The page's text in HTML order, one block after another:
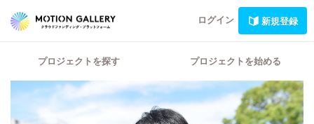
ログイン 新規登録
プロジェクトを探す プロジェクトを始める